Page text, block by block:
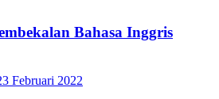
Bahasa Inggris
Februari 2022